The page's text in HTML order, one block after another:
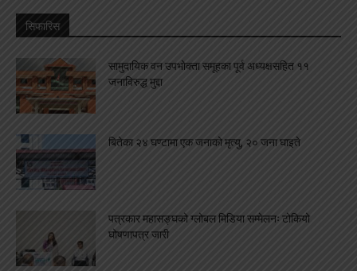
सिफारिस
सामुदायिक वन उपभोक्ता समूहका पूर्व अध्यक्षसहित ११
जनाविरुद्ध मुद्दा
बितेका २४ घण्टामा एक जनाको मृत्यु, २० जना घाइते
पत्रकार महासङ्घको ग्लोबल मिडिया सम्मेलनः टोकियो
घोषणापत्र जारी